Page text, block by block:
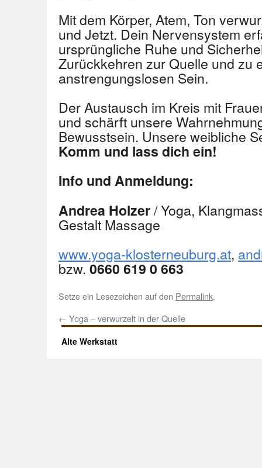
Mit dem Körper, Atem, Ton
und Jetzt. Dein Nervensystem
ursprüngliche Ruhe und
Zurückkehren zur Quelle und zu
anstrengungslosen Sein.
Der Austausch im Kreis mit
und schärft unsere
Bewusstsein. Unsere weibliche
Komm und lass dich ein!
Info und Anmeldung:
Andrea Holzer/ Yoga,
Gestalt Massage
www.yoga-klosterneuburg.at,
bzw.0660 619 0 663
Setze ein Lesezeichen auf den Permalink.
← Yoga – verwurzelt in der Quelle
Alte Werkstatt